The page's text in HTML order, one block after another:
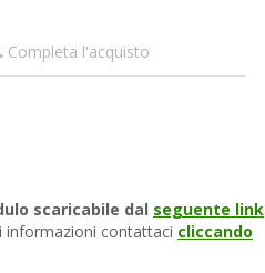
Completa l'acquisto
scaricabile dal seguente link
informazioni contattaci cliccando